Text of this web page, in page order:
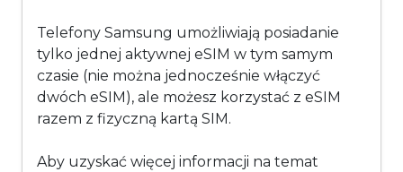
Telefony Samsung umożliwiają posiadanie
tylko jednej aktywnej eSIM w tym samym
czasie (nie można jednocześnie włączyć
dwóch eSIM), ale możesz korzystać z eSIM
razem z fizyczną kartą SIM.
Aby uzyskać więcej informacji na temat